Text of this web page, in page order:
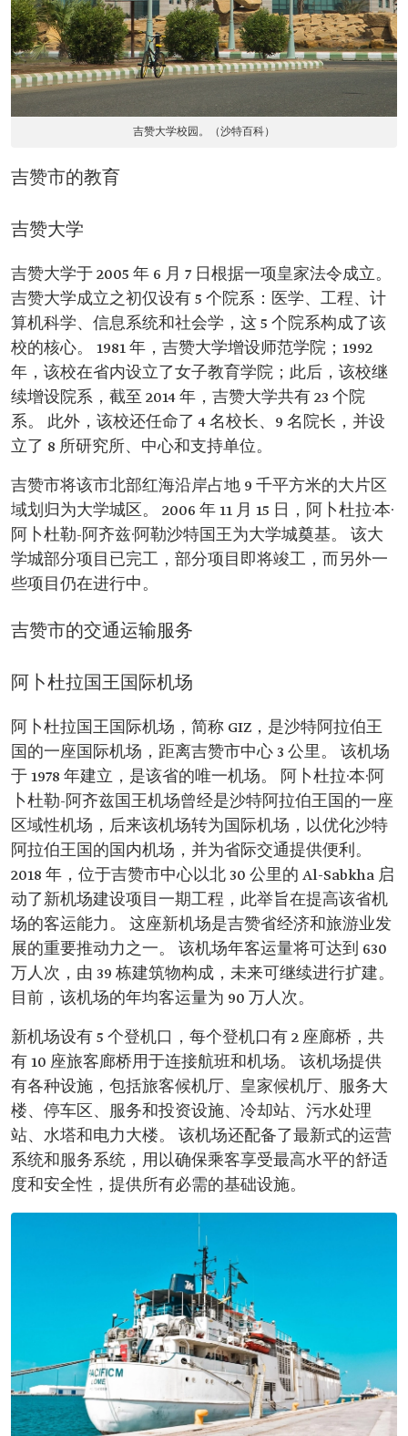
吉赞大学校园。（沙特百科）
吉赞市的教育
吉赞大学
吉赞大学于 2005 年 6 月 7 日根据一项皇家法令成立。
吉赞大学成立之初仅设有 5 个院系：医学、工程、计
算机科学、信息系统和社会学，这 5 个院系构成了该
校的核心。 1981 年，吉赞大学增设师范学院；1992
年，该校在省内设立了女子教育学院；此后，该校继
续增设院系，截至 2014 年，吉赞大学共有 23 个院
系。 此外，该校还任命了 4 名校长、9 名院长，并设
立了 8 所研究所、中心和支持单位。
吉赞市将该市北部红海沿岸占地 9 千平方米的大片区
域划归为大学城区。 2006 年 11 月 15 日，阿卜杜拉·本·
阿卜杜勒-阿齐兹·阿勒沙特国王为大学城奠基。 该大
学城部分项目已完工，部分项目即将竣工，而另外一
些项目仍在进行中。
吉赞市的交通运输服务
阿卜杜拉国王国际机场
阿卜杜拉国王国际机场，简称 GIZ，是沙特阿拉伯王
国的一座国际机场，距离吉赞市中心 3 公里。 该机场
于 1978 年建立，是该省的唯一机场。 阿卜杜拉·本·阿
卜杜勒-阿齐兹国王机场曾经是沙特阿拉伯王国的一座
区域性机场，后来该机场转为国际机场，以优化沙特
阿拉伯王国的国内机场，并为省际交通提供便利。
2018 年，位于吉赞市中心以北 30 公里的 Al-Sabkha 启
动了新机场建设项目一期工程，此举旨在提高该省机
场的客运能力。 这座新机场是吉赞省经济和旅游业发
展的重要推动力之一。 该机场年客运量将可达到 630
万人次，由 39 栋建筑物构成，未来可继续进行扩建。
目前，该机场的年均客运量为 90 万人次。
新机场设有 5 个登机口，每个登机口有 2 座廊桥，共
有 10 座旅客廊桥用于连接航班和机场。 该机场提供
有各种设施，包括旅客候机厅、皇家候机厅、服务大
楼、停车区、服务和投资设施、冷却站、污水处理
站、水塔和电力大楼。 该机场还配备了最新式的运营
系统和服务系统，用以确保乘客享受最高水平的舒适
度和安全性，提供所有必需的基础设施。